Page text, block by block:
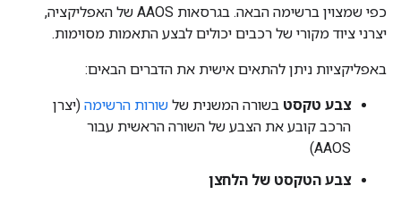
כפי שמצוין ברשימה הבאה. בגרסאות AAOS של האפליקציה,
יצרני ציוד מקורי של רכבים יכולים לבצע התאמות מסוימות.
באפליקציות ניתן להתאים אישית את הדברים הבאים:
צבע טקסט בשורה המשנית של שורות הרשימה (יצרן
הרכב קובע את הצבע של השורה הראשית עבור
AAOS)
צבע הטקסט של הלחצן